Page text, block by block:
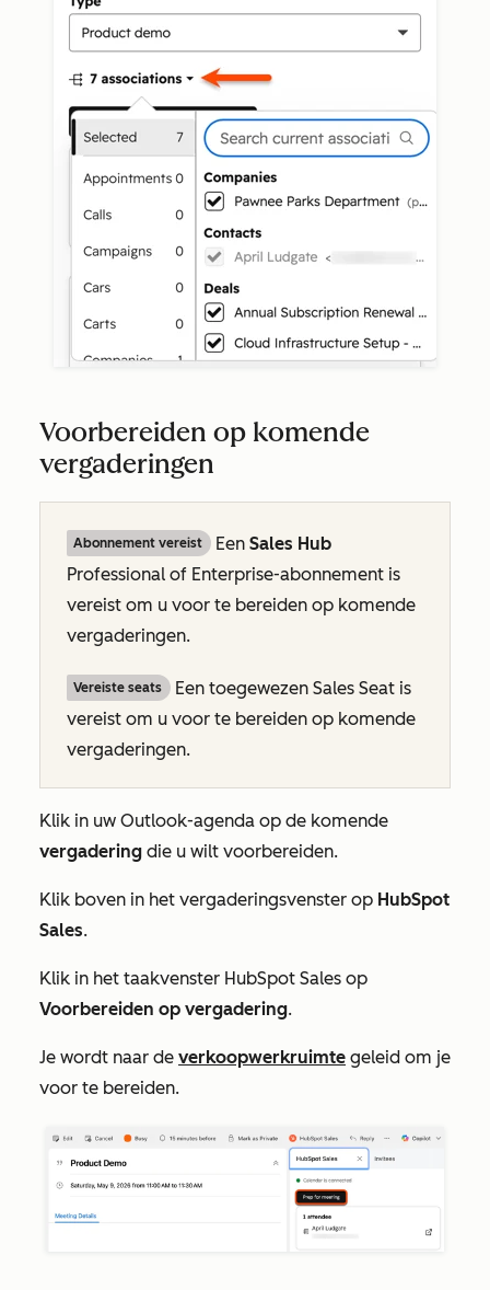
Voorbereiden op komende
vergaderingen
Abonnement vereist Een Sales Hub
Professional of Enterprise-abonnement is
vereist om u voor te bereiden op komende
vergaderingen.
Vereiste seats
Een toegewezen Sales Seat is
vereist om u voor te bereiden op komende
vergaderingen.
Klik in uw Outlook-agenda op de komende
vergadering die u wilt voorbereiden.
Klik boven in het vergaderingsvenster op HubSpot
Sales.
Klik in het taakvenster HubSpot Sales op
Voorbereiden op vergadering.
Je wordt naar de verkoopwerkruimte geleid om je
voor te bereiden.